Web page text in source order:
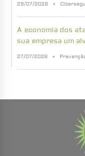
29/07/2026
A economia dos
sua empresa um
27/07/2026